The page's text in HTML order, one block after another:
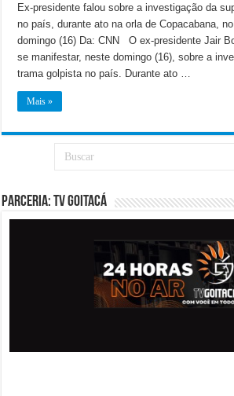
Ex-presidente falou sobre a investigação da
no país, durante ato na orla de Copacabana,
domingo (16) Da: CNN O ex-presidente Jair
se manifestar, neste domingo (16), sobre a
trama golpista no país. Durante ato …
Mais »
PARCERIA: TV GOITACÁ